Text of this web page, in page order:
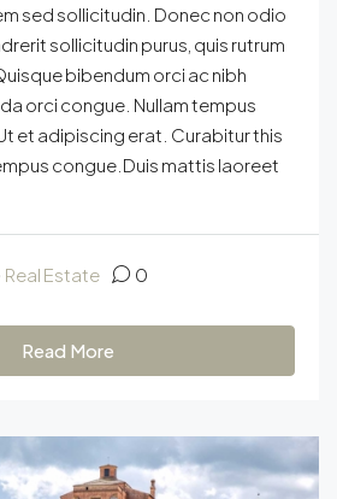
sed sollicitudin. Donec non odio
sollicitudin purus, quis rutrum
bibendum orci ac nibh
orci congue. Nullam tempus
et adipiscing erat. Curabitur this
congue.Duis mattis laoreet
Real Estate 0
Read More